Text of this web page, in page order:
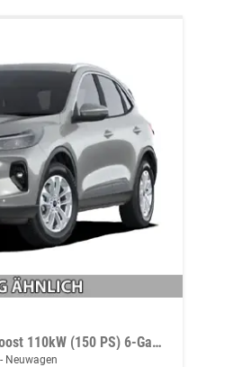
Titanium (Titanium) 1.5 EcoBoost 110kW (150 PS) 6-Gang Schaltgetriebe
Neuwagen